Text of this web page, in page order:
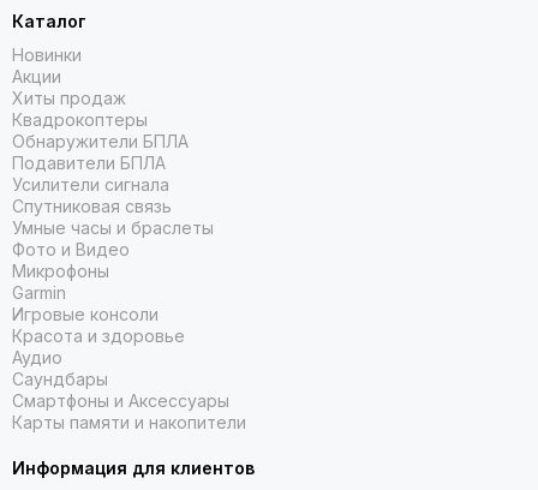
Каталог
Новинки
Акции
Хиты продаж
Квадрокоптеры
Обнаружители БПЛА
Подавители БПЛА
Усилители сигнала
Спутниковая связь
Умные часы и браслеты
Фото и Видео
Микрофоны
Garmin
Игровые консоли
Красота и здоровье
Аудио
Саундбары
Смартфоны и Аксессуары
Карты памяти и накопители
Информация для клиентов